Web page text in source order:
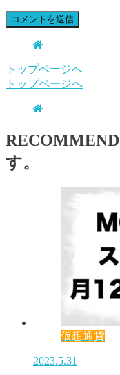
トップページへ
トップページへ
RECOMMEND
す。
仮想通貨
2023.5.31